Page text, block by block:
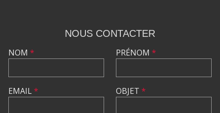
NOUS CONTACTER
NOM *
EMAIL*
PRÉNOM *
OBJET *